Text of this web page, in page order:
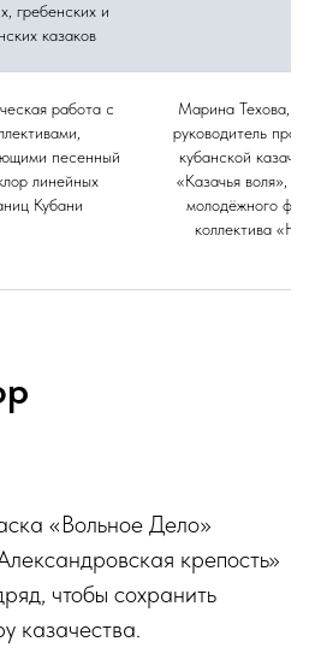
гребенских и
казаков
работа с
песенный
линейных
Кубани
Марина Техова,
руководитель
кубанской
«Казачья воля»,
молодёжного
коллектива
«Вольное Дело»
крепость»
чтобы сохранить
казачества.